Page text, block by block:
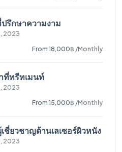
รึกษาความงาม
2023
From 18,000฿ /Monthly
ที่ทรีทเมนท์
2023
From 15,000฿ /Monthly
ชี่ยวชาญด้านเลเซอร์ผิวหนัง
2023